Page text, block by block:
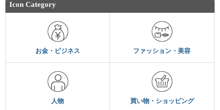
Icon Category
お金・ビジネス ファッション・美容
人物 買い物・ショッピング